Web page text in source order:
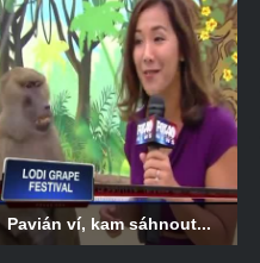
Pavián ví, kam sáhnout...